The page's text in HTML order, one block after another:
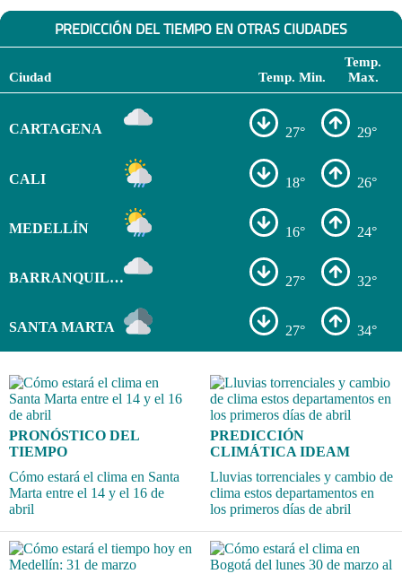
PREDICCIÓN DEL TIEMPO EN OTRAS CIUDADES
Ciudad Temp. Min.
Temp.
Max.
CARTAGENA 27° 29°
CALI 18° 26°
MEDELLÍN 16° 24°
BARRANQUILLA 27° 32°
SANTA MARTA 27° 34°
PRONÓSTICO DEL
TIEMPO
Cómo estará el clima en Santa
Marta entre el 14 y el 16 de
abril
PREDICCIÓN
CLIMÁTICA IDEAM
Lluvias torrenciales y cambio de
clima estos departamentos en
los primeros días de abril